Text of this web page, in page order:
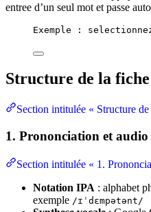
entree d’un seul mot et passe
Exemple :
Structure de la fiche
Section intitulée « Structure
1. Prononciation et audio
Section intitulée « 1.
Notation IPA : alphabet
exemple /ɪˈdɛmpətənt/